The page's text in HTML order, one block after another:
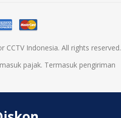
CCTV Indonesia. All rights reserved.
pajak. Termasuk pengiriman